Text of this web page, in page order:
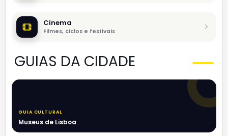
Cinema
Filmes, ciclos e festivais
GUIAS DA CIDADE
GUIA CULTURAL
Museus de Lisboa